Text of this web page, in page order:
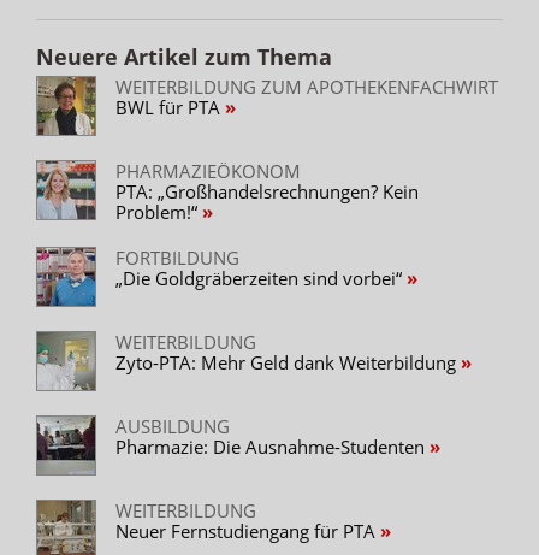
Neuere Artikel zum Thema
WEITERBILDUNG ZUM APOTHEKENFACHWIRT
BWL für PTA
PHARMAZIEÖKONOM
PTA: „Großhandelsrechnungen? Kein
Problem!“
FORTBILDUNG
„Die Goldgräberzeiten sind vorbei“
WEITERBILDUNG
Zyto-PTA: Mehr Geld dank Weiterbildung
AUSBILDUNG
Pharmazie: Die Ausnahme-Studenten
WEITERBILDUNG
Neuer Fernstudiengang für PTA